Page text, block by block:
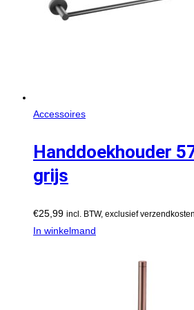
Accessoires
Handdoekhouder
grijs
€25,99 incl. BTW, exclusief verzendkosten
In winkelmand